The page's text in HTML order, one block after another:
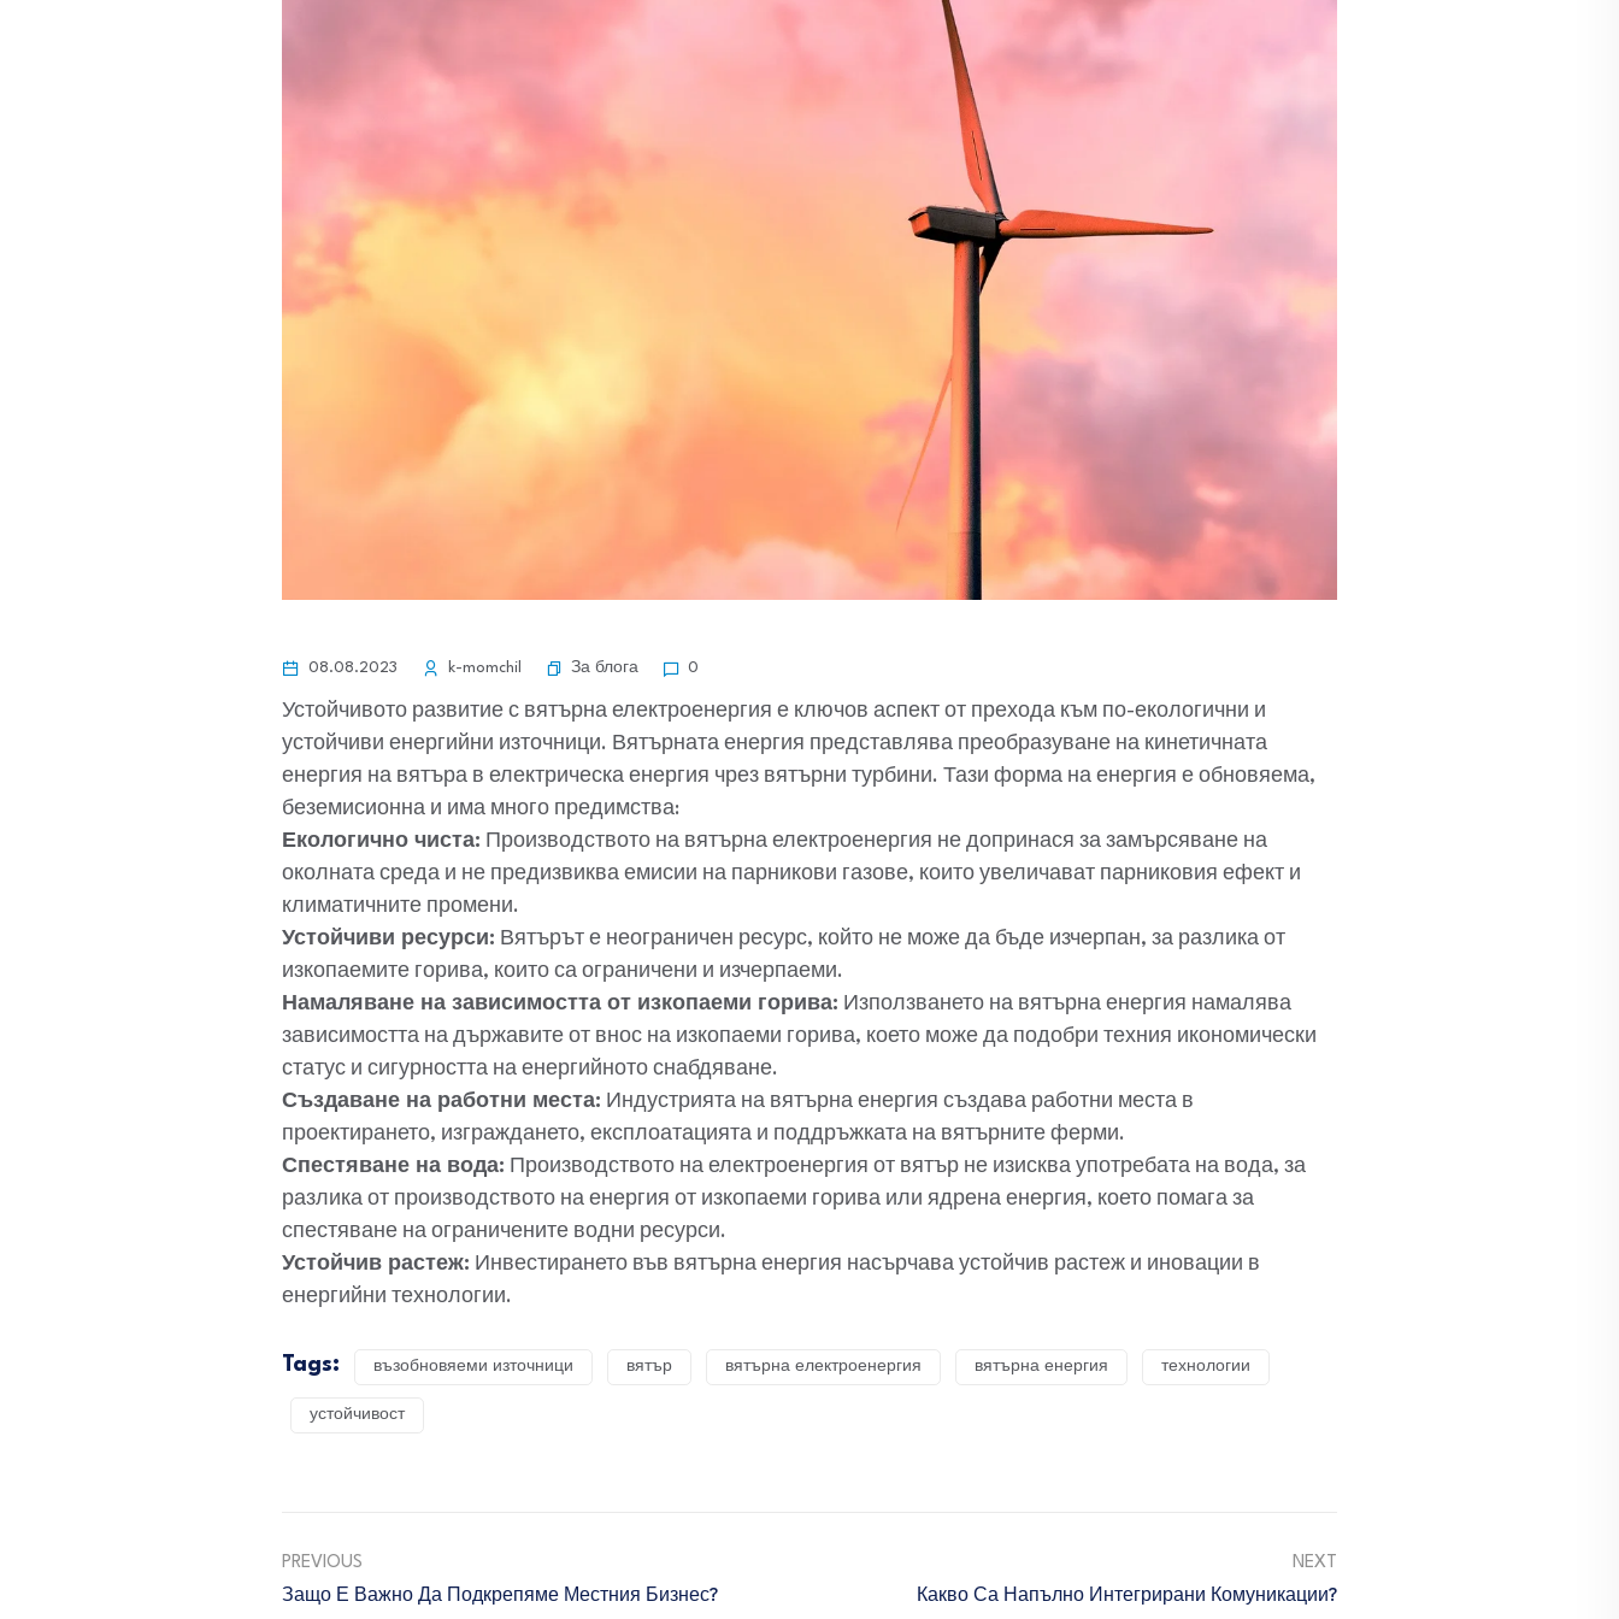
08.08.2023 k-momchil За блога 0
Устойчивото развитие с вятърна електроенергия е ключов аспект от прехода към по-екологични и
устойчиви енергийни източници. Вятърната енергия представлява преобразуване на кинетичната
енергия на вятъра в електрическа енергия чрез вятърни турбини. Тази форма на енергия е обновяема,
беземисионна и има много предимства:
Екологично чиста: Производството на вятърна електроенергия не допринася за замърсяване на
околната среда и не предизвиква емисии на парникови газове, които увеличават парниковия ефект и
климатичните промени.
Устойчиви ресурси: Вятърът е неограничен ресурс, който не може да бъде изчерпан, за разлика от
изкопаемите горива, които са ограничени и изчерпаеми.
Намаляване на зависимостта от изкопаеми горива: Използването на вятърна енергия намалява
зависимостта на държавите от внос на изкопаеми горива, което може да подобри техния икономически
статус и сигурността на енергийното снабдяване.
Създаване на работни места: Индустрията на вятърна енергия създава работни места в
проектирането, изграждането, експлоатацията и поддръжката на вятърните ферми.
Спестяване на вода: Производството на електроенергия от вятър не изисква употребата на вода, за
разлика от производството на енергия от изкопаеми горива или ядрена енергия, което помага за
спестяване на ограничените водни ресурси.
Устойчив растеж: Инвестирането във вятърна енергия насърчава устойчив растеж и иновации в
енергийни технологии.
Tags: възобновяеми източници вятър вятърна електроенергия вятърна енергия технологии
устойчивост
PREVIOUS
Защо Е Важно Да Подкрепяме Местния Бизнес?
NEXT
Какво Са Напълно Интегрирани Комуникации?